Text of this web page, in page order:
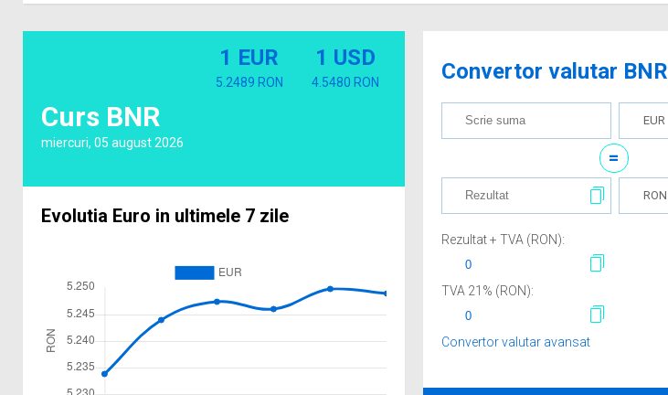
Curs BNR
miercuri, 05 august 2026
1 EUR
5.2489 RON
1 USD
4.5480 RON
Evolutia Euro in ultimele 7 zile
Convertor valutar BNR
EUR
=
RON
Rezultat + TVA (RON):
TVA 21 % (RON):
Convertor valutar avansat